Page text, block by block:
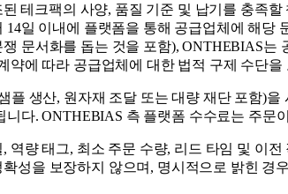
테크팩의 사양, 품질 기준 및 납기를 충족
일 이내에 플랫폼을 통해 공급업체에 해
문서화를 돕는 것을 포함), ONTHEBIAS
약에 따라 공급업체에 대한 법적 구제 수단을
생산, 원자재 조달 또는 대량 재단 포함)
다. ONTHEBIAS 측 플랫폼 수수료는 주문
역량 태그, 최소 주문 수량, 리드 타임 및 이
성을 보장하지 않으며, 명시적으로 밝힌